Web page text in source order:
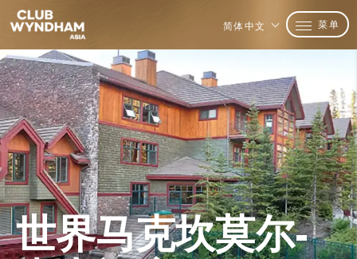
简体中文 菜单
世界马克坎莫尔-